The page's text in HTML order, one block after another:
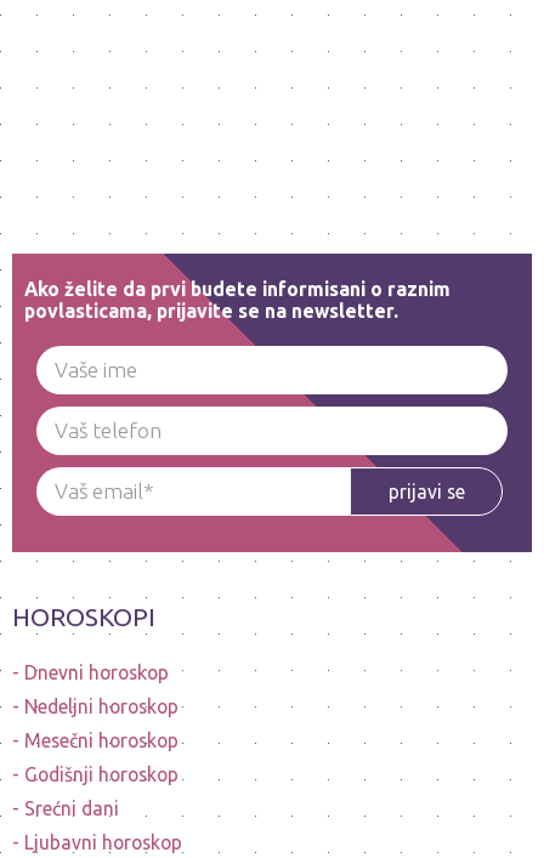
Ako želite da prvi budete informisani o raznim
povlasticama, prijavite se na newsletter.
prijavi se
HOROSKOPI
Dnevni horoskop
Nedeljni horoskop
Mesečni horoskop
Godišnji horoskop
Srećni dani
Ljubavni horoskop